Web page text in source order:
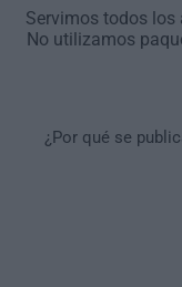
Servimos todos los
No utilizamos
¿Por qué se